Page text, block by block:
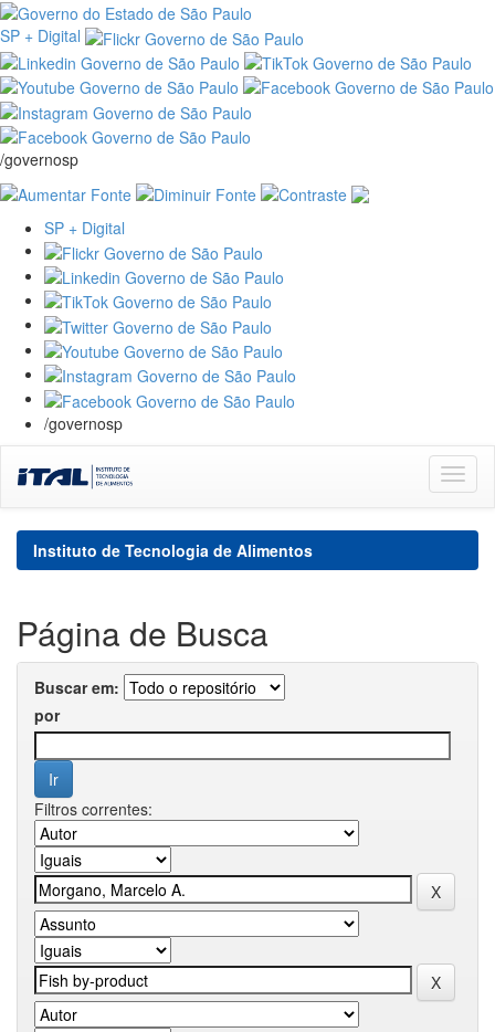
SP + Digital
/governosp
SP + Digital
/governosp
navigation
Instituto de Tecnologia de Alimentos
Página de Busca
Buscar em:
por
Filtros correntes: